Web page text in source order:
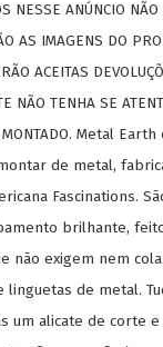
NESSE ANÚNCIO NÃO
AS IMAGENS DO
ACEITAS
NÃO TENHA SE
MONTADO. Metal
de metal,
Fascinations.
brilhante,
não exigem nem
linguetas de metal.
um alicate de corte